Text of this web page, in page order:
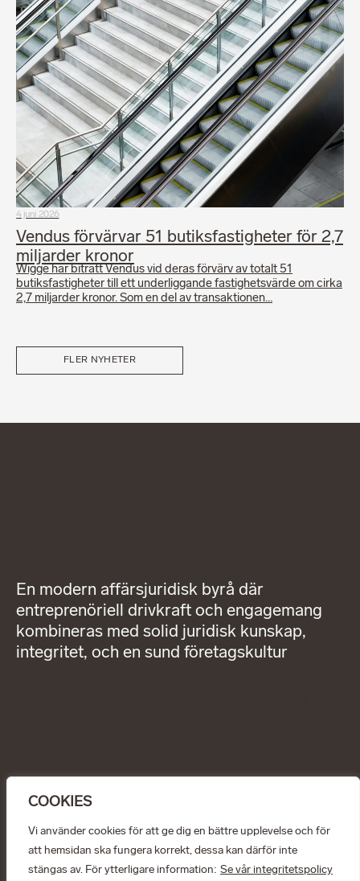
COOKIES
Vi använder cookies för att ge dig en bättre upplevelse och för
att hemsidan ska fungera korrekt, dessa kan därför inte
stängas av. För ytterligare information: Se vår integritetspolicy
4 juni 2026
Vendus förvärvar 51 butiksfastigheter för 2,7
miljarder kronor
Wigge har biträtt Vendus vid deras förvärv av totalt 51
butiksfastigheter till ett underliggande fastighetsvärde om cirka
2,7 miljarder kronor. Som en del av transaktionen…
FLER NYHETER
En modern affärsjuridisk byrå där
entreprenöriell drivkraft och engagemang
kombineras med solid juridisk kunskap,
integritet, och en sund företagskultur
+46 (0)722 11 65 15
SE–111 45 Stockholm